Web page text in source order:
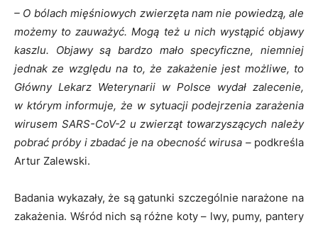
– O bólach mięśniowych zwierzęta nam nie powiedzą, ale
możemy to zauważyć. Mogą też u nich wystąpić objawy
kaszlu. Objawy są bardzo mało specyficzne, niemniej
jednak ze względu na to, że zakażenie jest możliwe, to
Główny Lekarz Weterynarii w Polsce wydał zalecenie,
w którym informuje, że w sytuacji podejrzenia zarażenia
wirusem SARS-CoV-2 u zwierząt towarzyszących należy
pobrać próby i zbadać je na obecność wirusa –podkreśla
Artur Zalewski.
Badania wykazały, że są gatunki szczególnie narażone na
zakażenia. Wśród nich są różne koty – lwy, pumy, pantery